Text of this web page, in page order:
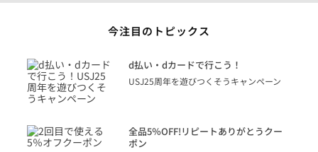
今注目のトピックス
d払い・dカードで行こう！
USJ25周年を遊びつくそうキャンペーン
全品5％OFF!リピートありがとうクー
ポン